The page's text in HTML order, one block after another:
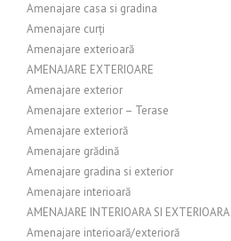
Amenajare casa si gradina
Amenajare curți
Amenajare exterioară
AMENAJARE EXTERIOARE
Amenajare exterior
Amenajare exterior – Terase
Amenajare exterioră
Amenajare grădină
Amenajare gradina si exterior
Amenajare interioară
AMENAJARE INTERIOARA SI EXTERIOARA
Amenajare interioară/exterioră